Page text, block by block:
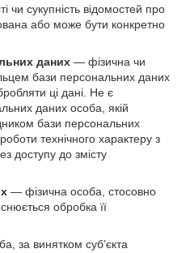
чи сукупність відомостей про
або може бути конкретно
даних — фізична чи
бази персональних даних
ці дані. Не є
даних особа, якій
бази персональних
технічного характеру з
доступу до змісту
— фізична особа, стосовно
обробка її
за винятком суб’єкта